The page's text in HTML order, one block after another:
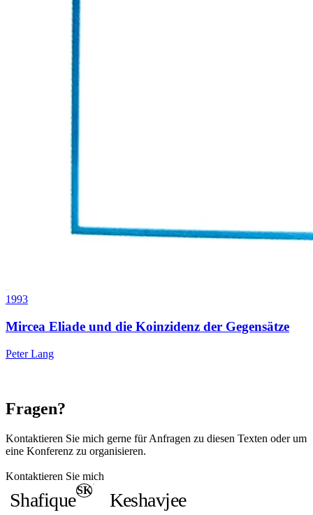
1993
Mircea Eliade und die Koinzidenz der Gegensätze
Peter Lang
Fragen?
Kontaktieren Sie mich gerne für Anfragen zu diesen Texten oder um
eine Konferenz zu organisieren.
Kontaktieren Sie mich
ShafiqueSK Keshavjee